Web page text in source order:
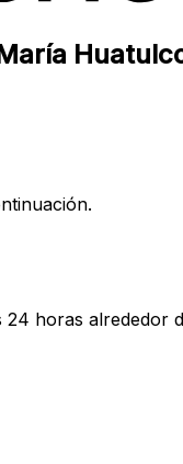
horas